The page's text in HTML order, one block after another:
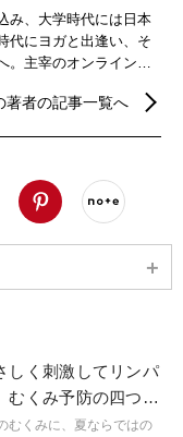
み、大学時代には日本
代にヨガと出逢い、そ
。主宰のオンラインレ
いながら、大規模イベ
身が整いほぐれるレッ
！と人気を集めてい
著者の記事一覧へ
）
LINE Pinterest
しく刺激してリンパ
むくみ予防の四つ這
むくみに、夏ならではの